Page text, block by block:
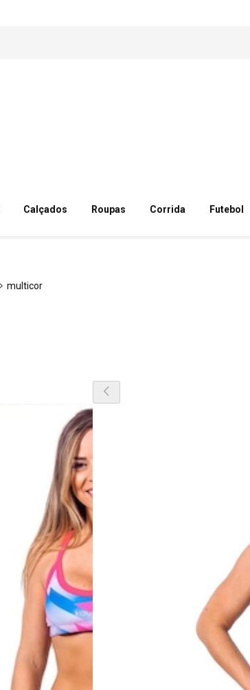
Calçados Roupas Corrida Futebol
multicor